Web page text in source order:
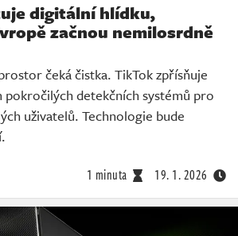
digitální hlídku,
začnou nemilosrdně
čeká čistka. TikTok zpřísňuje
pokročilých detekčních systémů pro
uživatelů. Technologie bude
1 minuta 19. 1. 2026